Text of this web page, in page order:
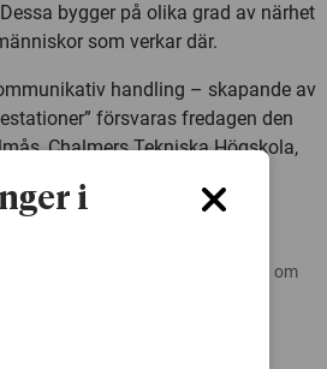
bygger på olika grad av närhet
som verkar där.
handling – skapande av
försvaras fredagen den
Chalmers Tekniska Högskola,
och det kan finnas nyare forskning om
i